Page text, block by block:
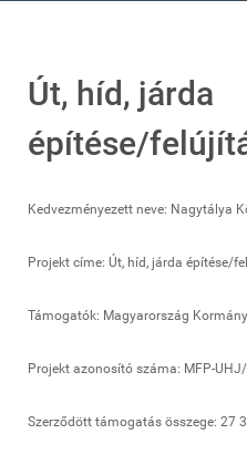
Út, híd, járda
építése/
Kedvezményezett neve: Nagytálya
Projekt címe: Út, híd, járda építése/
Támogatók: Magyarország
Projekt azonosító száma: MFP-
Szerződött támogatás összege: 27